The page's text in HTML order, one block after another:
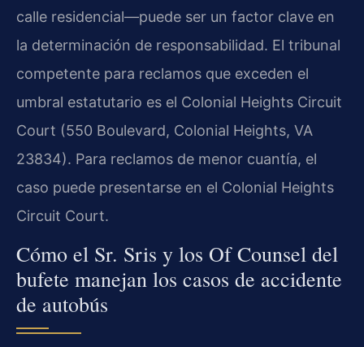
calle residencial—puede ser un factor clave en
la determinación de responsabilidad. El tribunal
competente para reclamos que exceden el
umbral estatutario es el Colonial Heights Circuit
Court (550 Boulevard, Colonial Heights, VA
23834). Para reclamos de menor cuantía, el
caso puede presentarse en el Colonial Heights
Circuit Court.
Cómo el Sr. Sris y los Of Counsel del
bufete manejan los casos de accidente
de autobús